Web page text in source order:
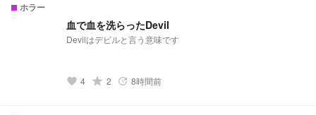
ホラー
血で血を洗らったDevil
Devilはデビルと言う意味です
favorite 4 grade 2 update 8時間前